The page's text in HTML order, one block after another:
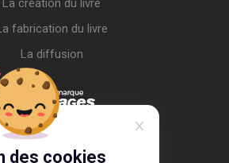
des cookies
La création du livre
fabrication du livre
La diffusion